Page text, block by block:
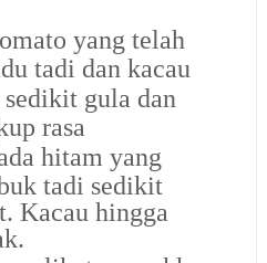
yang telah
tadi dan kacau
gula dan
rasa
hitam yang
tadi sedikit
Kacau hingga